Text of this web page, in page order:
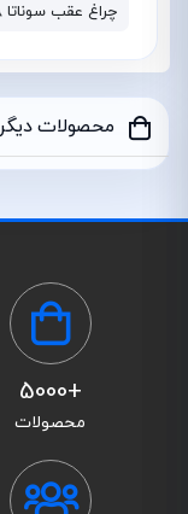
چراغ عقب سوناتا 2018 استوک
محصولات دیگر
+5000
محصولات